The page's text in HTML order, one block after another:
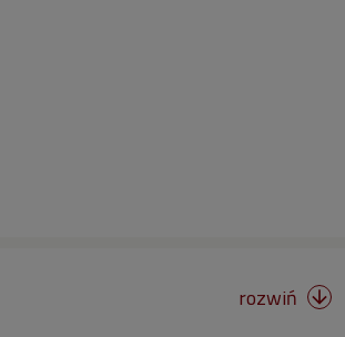
rozwiń 